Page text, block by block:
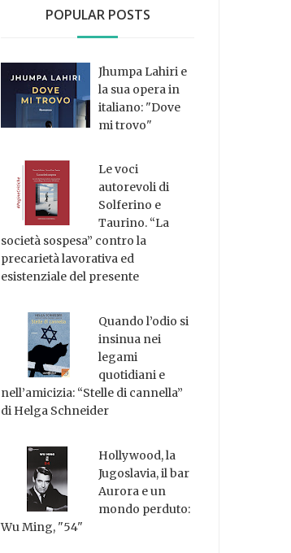
POPULAR POSTS
Jhumpa Lahiri e
la sua opera in
italiano: "Dove
mi trovo"
Le voci
autorevoli di
Solferino e
Taurino. “La
società sospesa” contro la
precarietà lavorativa ed
esistenziale del presente
Quando l’odio si
insinua nei
legami
quotidiani e
nell’amicizia: “Stelle di cannella”
di Helga Schneider
Hollywood, la
Jugoslavia, il bar
Aurora e un
mondo perduto:
Wu Ming, "54"